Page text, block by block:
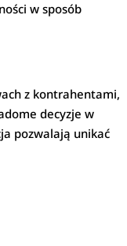
w sposób
z kontrahentami,
decyzje w
pozwalają unikać